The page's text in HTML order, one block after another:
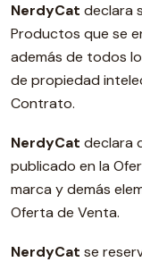
NerdyCat declara
Productos que se
además de todos
de propiedad
Contrato.
NerdyCat declara
publicado en la
marca y demás
Oferta de Venta.
NerdyCat se